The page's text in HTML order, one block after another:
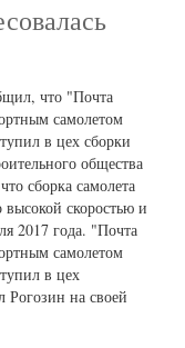
что "Почта
самолетом
в цех сборки
общества
сборка самолета
скоростью и
2017 года. "Почта
самолетом
в цех
на своей